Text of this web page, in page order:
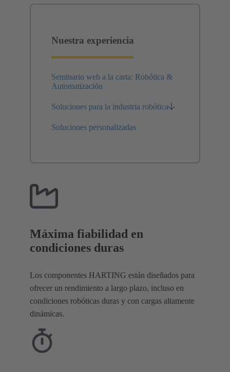
Nuestra experiencia
Seminario web a la carta: Robótica &
Automatización
Soluciones para la industria robótica
Soluciones personalizadas
Máxima fiabilidad en
condiciones duras
Los componentes HARTING están diseñados para
ofrecer un rendimiento a largo plazo, incluso en
condiciones robóticas duras y con cargas altamente
dinámicas.